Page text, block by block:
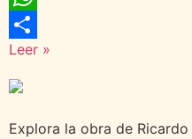
WhatsApp
Compartir
Leer »
Explora la obra de